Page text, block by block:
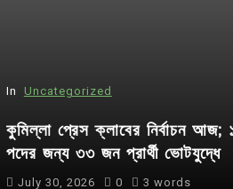
In Uncategorized
কুমিল্লা প্রেস ক্লাবের নির্বাচন আজ;
পদের জন্য ৩৩ জন প্রার্থী ভোটযুদ্ধে
July 30, 2026 0 3 words